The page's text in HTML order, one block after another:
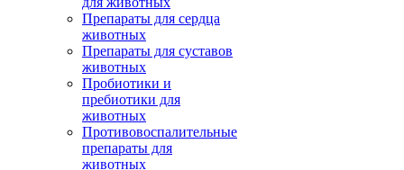
Препараты для сердца
животных
Препараты для суставов
животных
Пробиотики и
пребиотики для
животных
Противовоспалительные
препараты для
животных